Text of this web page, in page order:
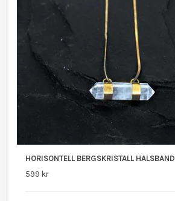
HORISONTELL BERGSKRISTALL HALSBAND
599 kr